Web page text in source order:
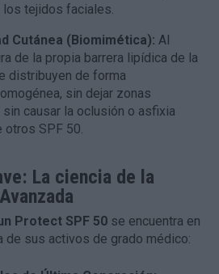
los tejidos faciales.
Cutánea (Biomimética): Al
de la propia barrera lipídica de la
distribuyen de forma
sin dejar zonas
causar la oclusión o asfixia
otros SPF 50.
La ciencia de la
Protect SPF 50 se encuentra en
de sus activos de grado médico: